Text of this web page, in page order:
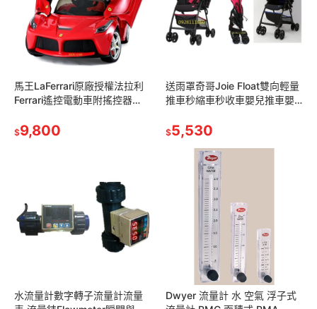
馬王LaFerrari原廠授權法拉利
Ferrari遙控電動車附搖控器
超跑生日禮物
$9,800
送雨罩奇哥Joie Float雙向輕量
推車秒縮車秒收車嬰兒推車嬰
(combichiccoApricaGRACO
$5,530
水流量計數字轉子流量計流量
Dwyer 流量計 水 空氣 浮子式